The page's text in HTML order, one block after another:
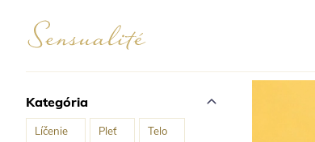
Kategória
Líčenie Pleť Telo